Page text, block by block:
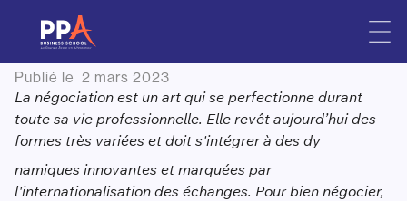
Apprendre à bien négocier :
nos conseils
Publié le 2 mars 2023
La négociation est un art qui se perfectionne durant
toute sa vie professionnelle. Elle revêt aujourd’hui des
formes très variées et doit s'intégrer à des dy
namiques innovantes et marquées par
l'internationalisation des échanges. Pour bien négocier,